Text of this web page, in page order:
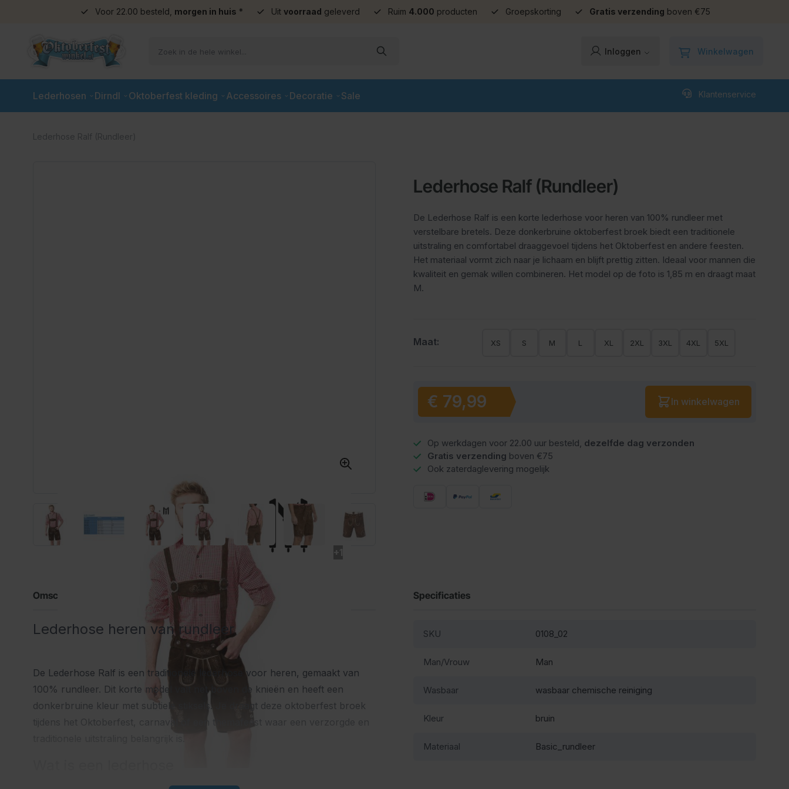
Voor 22.00 besteld, morgen in huis * Uit voorraad geleverd Ruim 4.000 producten Groepskorting Gratis verzending boven €75
Inloggen Winkelwagen
Lederhosen Dirndl Oktoberfest kleding Accessoires Decoratie Sale Klantenservice
Lederhose Ralf (Rundleer)
Lederhose Ralf (Rundleer)
De Lederhose Ralf is een korte lederhose voor heren van 100% rundleer met
verstelbare bretels. Deze donkerbruine oktoberfest broek biedt een traditionele
uitstraling en comfortabel draaggevoel tijdens het Oktoberfest en andere feesten.
Het materiaal vormt zich naar je lichaam en blijft prettig zitten. Ideaal voor mannen die
kwaliteit en gemak willen combineren. Het model op de foto is 1,85 m en draagt maat
M.
Maat: XS S M L XL 2XL 3XL 4XL 5XL
Vanaf:
€ 79,99
Aantal
In winkelwagen
Op werkdagen voor 22.00 uur besteld, dezelfde dag verzonden
Gratis verzending boven €75
Ook zaterdaglevering mogelijk
Omschrijving
Lederhose heren van rundleer
De Lederhose Ralf is een traditionele lederhose voor heren, gemaakt van
100% rundleer. Dit korte model valt net boven de knieën en heeft een
donkerbruine kleur met subtiele stiksels. Je draagt deze oktoberfest broek
Specificaties
SKU 0108_02
Man/Vrouw Man
Wasbaar wasbaar chemische reiniging
Kleur bruin
Materiaal Basic_rundleer